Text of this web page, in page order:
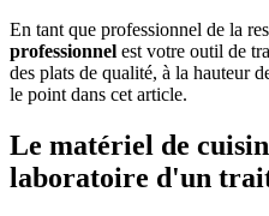
En tant que professionnel de la
professionnel est votre outil de
des plats de qualité, à la hauteur
le point dans cet article.
Le matériel de
laboratoire d'un